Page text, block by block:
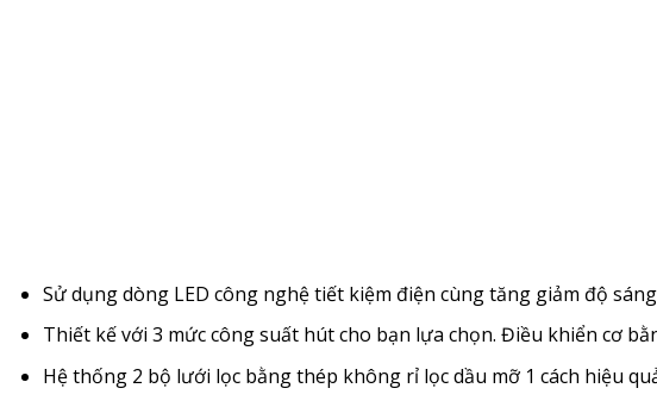
Sử dụng dòng LED công nghệ tiết kiệm điện cùng tăng giảm độ
Thiết kế với 3 mức công suất hút cho bạn lựa chọn. Điều khiển cơ
Hệ thống 2 bộ lưới lọc bằng thép không rỉ lọc dầu mỡ 1 cách hiệu